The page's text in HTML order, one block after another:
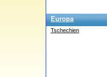
Europa
Tschechien